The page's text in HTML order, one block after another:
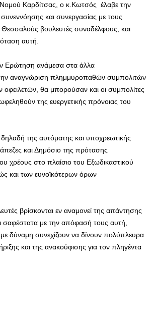
Καρδίτσας, ο κ.Κωτσός έλαβε την
και συνεργασίας με τους
Θεσσαλούς βουλευτές συναδέλφους, και
αυτή.
Ερώτηση ανάμεσα στα άλλα
αναγνώριση πλημμυροπαθών συμπολιτών
θα μπορούσαν και οι συμπολίτες
της ευεργετικής πρόνοιας του
της αυτόματης και υποχρεωτικής
και Δημόσιο της πρότασης
χρέους στο πλαίσιο του Εξωδικαστικού
και των ευνοϊκότερων όρων
βρίσκονται εν αναμονεί της απάντησης
σαφέστατα με την απόφασή τους αυτή,
δύναμη συνεχίζουν να δίνουν πολύπλευρα
και της ανακούφισης για τον πληγέντα